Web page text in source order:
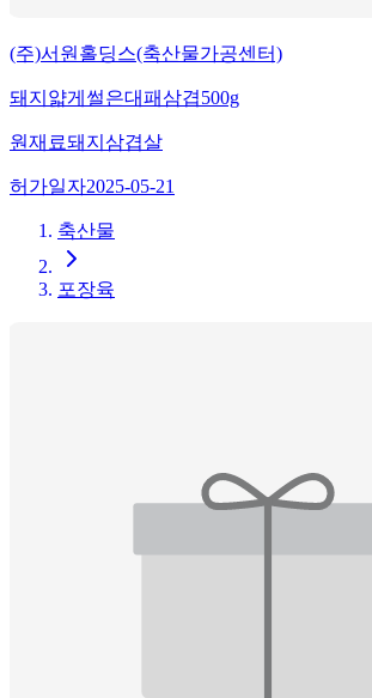
(주)서원홀딩스(축산물가공센터)
돼지얇게썰은대패삼겹500g
원재료돼지삼겹살
허가일자2025-05-21
축산물
포장육